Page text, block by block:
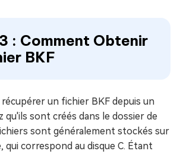
: Comment Obtenir
BKF
un fichier BKF depuis un
qu'ils sont créés dans le dossier de
sont généralement stockés sur
qui correspond au disque C. Étant